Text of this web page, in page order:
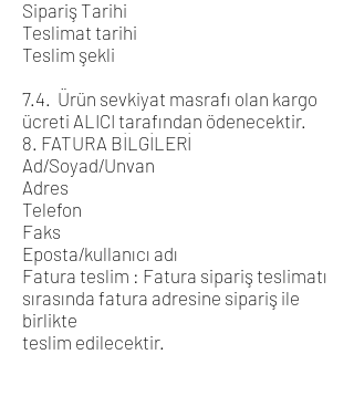
Sipariş Tarihi
Teslimat tarihi
Teslim şekli
7.4. Ürün sevkiyat masrafı olan kargo
ücreti ALICI tarafından ödenecektir.
8. FATURA BİLGİLERİ
Ad/Soyad/Unvan
Adres
Telefon
Faks
Eposta/kullanıcı adı
Fatura teslim : Fatura sipariş teslimatı
sırasında fatura adresine sipariş ile
birlikte
teslim edilecektir.